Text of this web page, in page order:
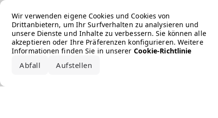
Wir verwenden eigene Cookies und Cookies von
Drittanbietern, um Ihr Surfverhalten zu analysieren und
unsere Dienste und Inhalte zu verbessern. Sie können alle
akzeptieren oder Ihre Präferenzen konfigurieren. Weitere
Informationen finden Sie in unserer Cookie-Richtlinie
Abfall Aufstellen
Error loading the brand